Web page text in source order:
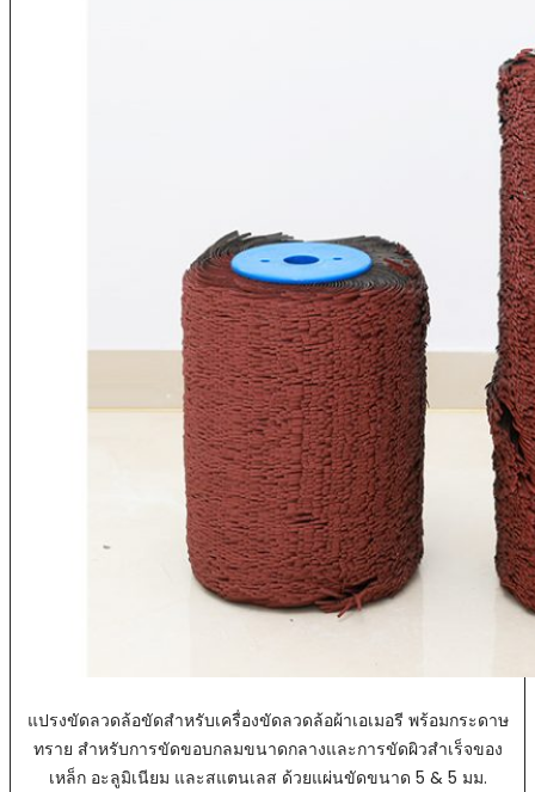
แปรงขัดลวดล้อขัดสำหรับเครื่องขัดลวดล้อผ้าเอเมอรี พร้อมกระดาษ
ทราย สำหรับการขัดขอบกลมขนาดกลางและการขัดผิวสำเร็จของ
เหล็ก อะลูมิเนียม และสแตนเลส ด้วยแผ่นขัดขนาด 5 & 5 มม.